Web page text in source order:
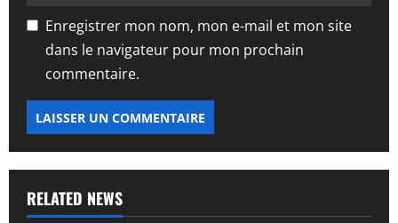
Enregistrer mon nom, mon e-mail et mon site
dans le navigateur pour mon prochain
commentaire.
RELATED NEWS